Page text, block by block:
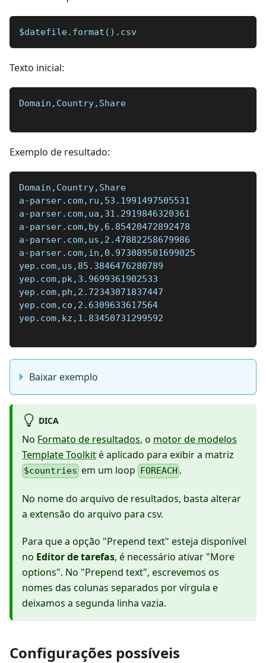
$datefile.format().csv
Texto inicial:
Domain,Country,Share
Exemplo de resultado:
Domain,Country,Share
a-parser.com,ru,53.1991497505531
a-parser.com,ua,31.2919846320361
a-parser.com,by,6.85420472892478
a-parser.com,us,2.47882258679986
a-parser.com,in,0.973089501699025
yep.com,us,85.3846476280789
yep.com,pk,3.9699361902533
yep.com,ph,2.72343071837447
yep.com,co,2.6309633617564
yep.com,kz,1.83450731299592
Baixar exemplo
DICA
No Formato de resultados, o motor de modelos
Template Toolkité aplicado para exibir a matriz
$countries em um loop FOREACH .
No nome do arquivo de resultados, basta alterar
a extensão do arquivo para csv.
Para que a opção "Prepend text" esteja disponível
no Editor de tarefas, é necessário ativar "More
options". No "Prepend text", escrevemos os
nomes das colunas separados por vírgula e
deixamos a segunda linha vazia.
Configurações possíveis